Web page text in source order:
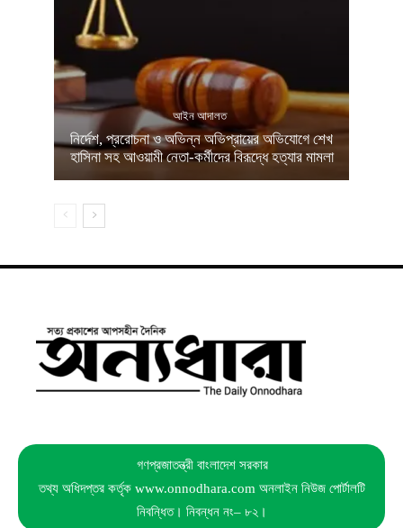
আইন আদালত
নির্দেশ, প্ররোচনা ও অভিন্ন অভিপ্রায়ের অভিযোগে শেখ
হাসিনা সহ আওয়ামী নেতা-কর্মীদের বিরূদ্ধে হত্যার মামলা
গণপ্রজাতন্ত্রী বাংলাদেশ সরকার
তথ্য অধিদপ্তর কর্তৃক www.onnodhara.com অনলাইন নিউজ পোর্টালটি
নিবন্ধিত। নিবন্ধন নং– ৮২।